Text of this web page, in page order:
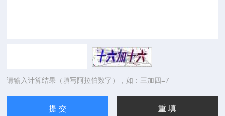
请输入计算结果（填写阿拉伯数字），如：三加四=7